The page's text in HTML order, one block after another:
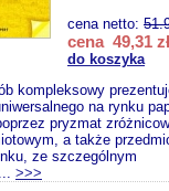
cena netto:
cena 49,31 zł
do koszyka
kompleksowy
na rynku
pryzmat
a także
ze szczególnym
>>>